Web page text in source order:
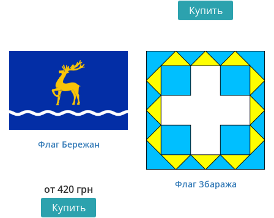
Купить
Флаг Бережан
от420 грн
Купить
Флаг Збаража